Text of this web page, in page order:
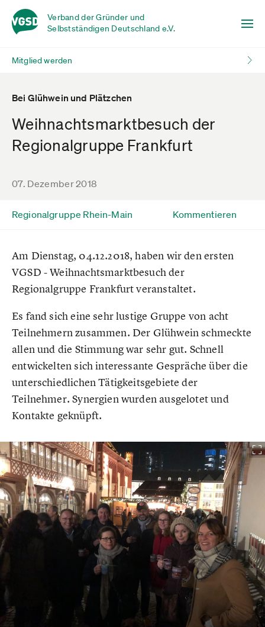
Verband der Gründer und
Selbstständigen Deutschland e.V.
Mitglied werden
Bei Glühwein und Plätzchen
Weihnachtsmarktbesuch der
Regionalgruppe Frankfurt
07. Dezember 2018
Regionalgruppe Rhein-Main Kommentieren
Am Dienstag, 04.12.2018, haben wir den ersten
VGSD - Weihnachtsmarktbesuch der
Regionalgruppe Frankfurt veranstaltet.
Es fand sich eine sehr lustige Gruppe von acht
Teilnehmern zusammen. Der Glühwein schmeckte
allen und die Stimmung war sehr gut. Schnell
entwickelten sich interessante Gespräche über die
unterschiedlichen Tätigkeitsgebiete der
Teilnehmer. Synergien wurden ausgelotet und
Kontakte geknüpft.